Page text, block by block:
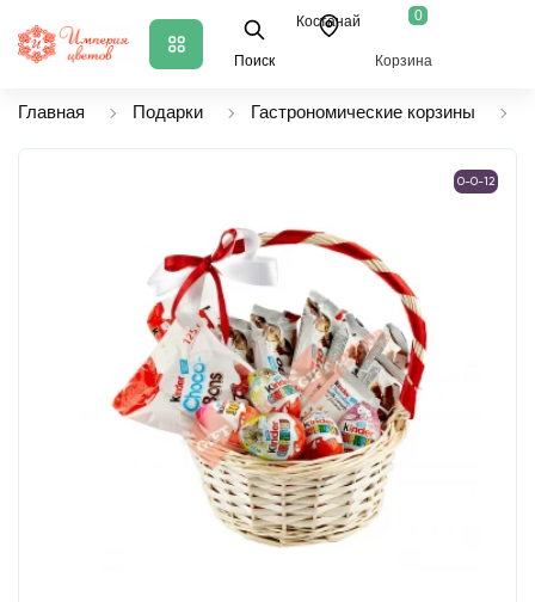
Поиск
Костанай 0
Корзина
Главная Подарки Гастрономические корзины
0-0-12